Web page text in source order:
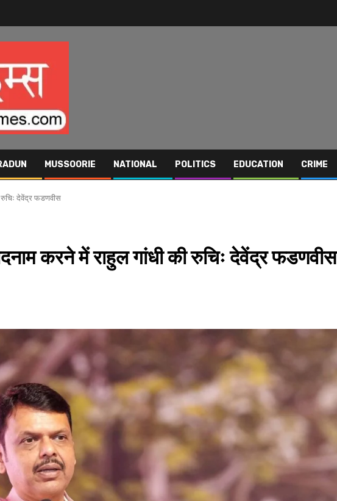
MUSSOORIE NATIONAL POLITICS EDUCATION CRIME
देवेंद्र फडणवीस
करने में राहुल गांधी की रुचिः देवेंद्र फडणवीस